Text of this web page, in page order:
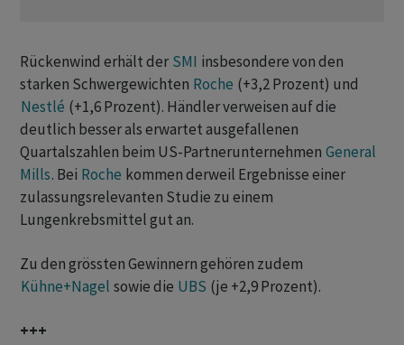
Rückenwind erhält der SMI insbesondere von den
starken Schwergewichten Roche (+3,2 Prozent) und
Nestlé (+1,6 Prozent). Händler verweisen auf die
deutlich besser als erwartet ausgefallenen
Quartalszahlen beim US-Partnerunternehmen General
Mills. Bei Roche kommen derweil Ergebnisse einer
zulassungsrelevanten Studie zu einem
Lungenkrebsmittel gut an.
Zu den grössten Gewinnern gehören zudem
Kühne+Nagel sowie die UBS (je +2,9 Prozent).
+++